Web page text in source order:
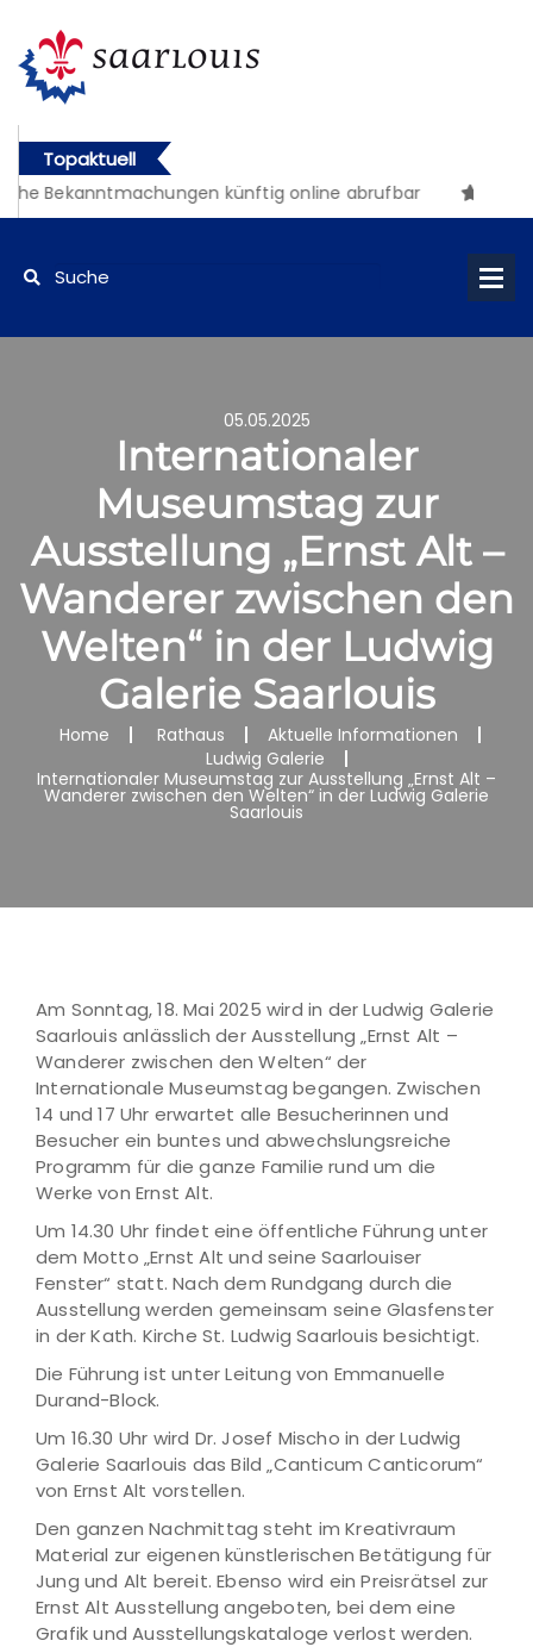
Topaktuell
Bekanntmachungen künftig online abrufbar
05.05.2025
Internationaler
Museumstag zur
Ausstellung „Ernst Alt –
Wanderer zwischen den
Welten“ in der Ludwig
Galerie Saarlouis
Home Rathaus
Aktuelle Informationen
Ludwig Galerie
Internationaler Museumstag zur Ausstellung „Ernst Alt –
Wanderer zwischen den Welten“ in der Ludwig Galerie
Saarlouis
Am Sonntag, 18. Mai 2025 wird in der Ludwig Galerie
Saarlouis anlässlich der Ausstellung „Ernst Alt –
Wanderer zwischen den Welten“ der
Internationale Museumstag begangen. Zwischen
14 und 17 Uhr erwartet alle Besucherinnen und
Besucher ein buntes und abwechslungsreiche
Programm für die ganze Familie rund um die
Werke von Ernst Alt.
Um 14.30 Uhr findet eine öffentliche Führung unter
dem Motto „Ernst Alt und seine Saarlouiser
Fenster“ statt. Nach dem Rundgang durch die
Ausstellung werden gemeinsam seine Glasfenster
in der Kath. Kirche St. Ludwig Saarlouis besichtigt.
Die Führung ist unter Leitung von Emmanuelle
Durand-Block.
Um 16.30 Uhr wird Dr. Josef Mischo in der Ludwig
Galerie Saarlouis das Bild „Canticum Canticorum“
von Ernst Alt vorstellen.
Den ganzen Nachmittag steht im Kreativraum
Material zur eigenen künstlerischen Betätigung für
Jung und Alt bereit. Ebenso wird ein Preisrätsel zur
Ernst Alt Ausstellung angeboten, bei dem eine
Grafik und Ausstellungskataloge verlost werden.